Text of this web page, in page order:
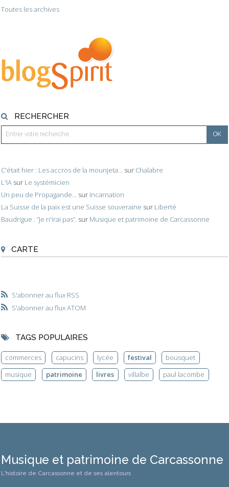
Toutes les archives
RECHERCHER
C'était hier : Les accros de la mounjeta... sur Chalabre
L'IA sur Le systémicien
Un peu de Propagande... sur Incarnation
La Suisse de la paix est une Suisse souveraine sur Liberté
Baudrigue : ”Je n'irai pas”. sur Musique et patrimoine de Carcassonne
CARTE
S'abonner au flux RSS
S'abonner au flux ATOM
TAGS POPULAIRES
commerces capucins lycée festival
bousquet
musique
patrimoine livres villalbe paul lacombe
Musique et patrimoine de Carcassonne
L'histoire de Carcassonne et de ses alentours